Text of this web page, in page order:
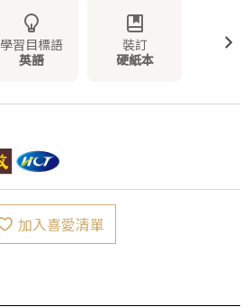
學習目標語
英語
裝訂
硬紙本
加入喜愛清單